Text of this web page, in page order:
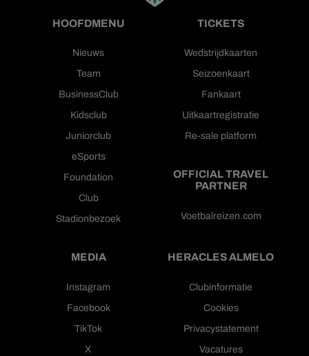
HOOFDMENU
Nieuws
Team
BusinessClub
Kidsclub
Juniorclub
eSports
Foundation
Club
Stadionbezoek
TICKETS
Wedstrijdkaarten
Seizoenkaart
Fankaart
Uitkaartregistratie
Re-sale platform
OFFICIAL TRAVEL
PARTNER
Voetbalreizen.com
MEDIA
Instagram
Facebook
TikTok
X
HERACLES ALMELO
Clubinformatie
Cookies
Privacystatement
Vacatures